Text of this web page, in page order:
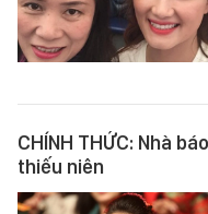
CHÍNH THỨC: Nhà
thiếu niên